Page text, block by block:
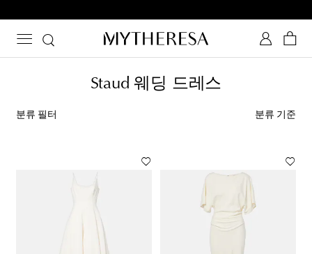
Staud 웨딩 드레스
분류 필터 분류 기준